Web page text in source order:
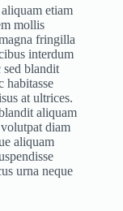
etiam
mollis
fringilla
interdum
sed blandit
habitasse
at ultrices.
aliquam
diam
aliquam
urna neque